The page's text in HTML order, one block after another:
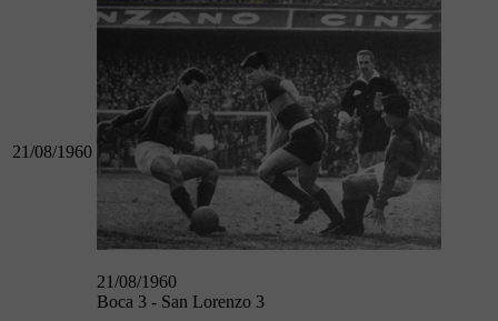
21/08/1960
21/08/1960
Boca 3 - San Lorenzo 3